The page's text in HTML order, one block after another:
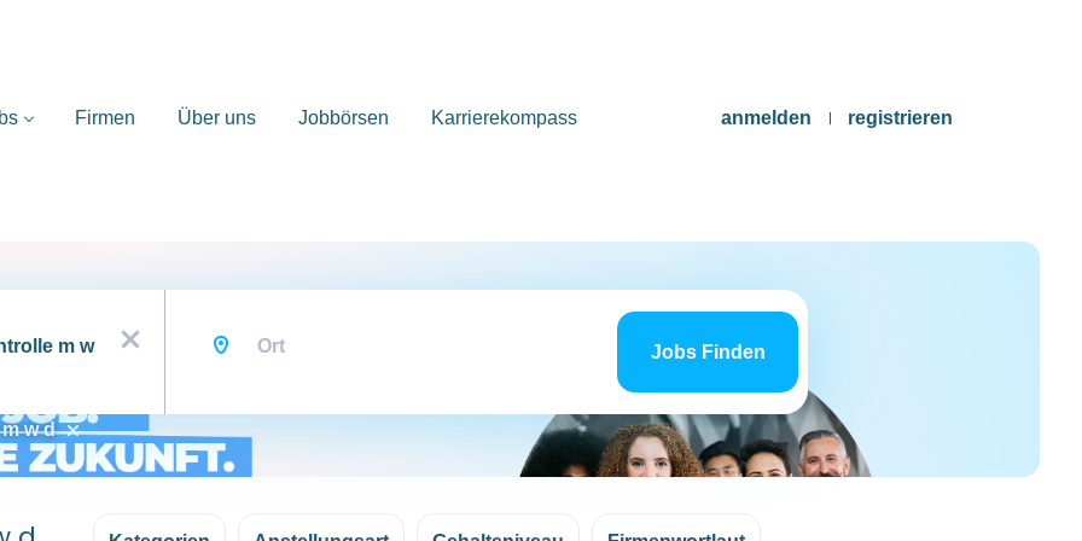
anmelden registrieren
Firmen Über uns Jobbörsen Karrierekompass
x
Jobs
findenJobs Finden
w d